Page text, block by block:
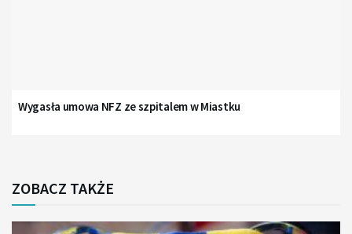
Wygasła umowa NFZ ze szpitalem w Miastku
ZOBACZ TAKŻE